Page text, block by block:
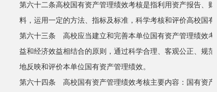
第六十二条高校国有资产管理绩效考核是指利用资产报告、
料，运用一定的方法、指标及标准，科学考核和评价高校国
第六十三条 高校应当建立和完善本单位国有资产管理绩效
益和经济效益相结合的原则，通过科学合理、客观公正、规
地反映和评价本单位国有资产管理绩效。
第六十四条 高校国有资产管理绩效考核主要内容：国有资